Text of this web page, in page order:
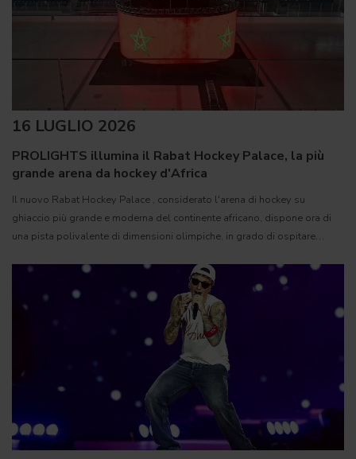
16 LUGLIO 2026
PROLIGHTS illumina il Rabat Hockey Palace, la più
grande arena da hockey d'Africa
Il nuovo Rabat Hockey Palace , considerato l'arena di hockey su
ghiaccio più grande e moderna del continente africano, dispone ora di
una pista polivalente di dimensioni olimpiche, in grado di ospitare